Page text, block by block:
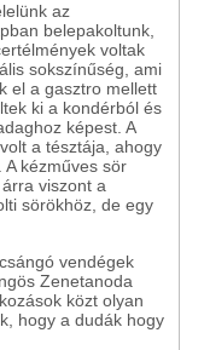
az
belepakoltunk,
voltak
sokszínűség, ami
el a gasztro mellett
ki a kondérból és
képest. A
a tésztája, ahogy
kézműves sör
viszont a
sörökhöz, de egy
vendégek
Zenetanoda
közt olyan
hogy a dudák hogy